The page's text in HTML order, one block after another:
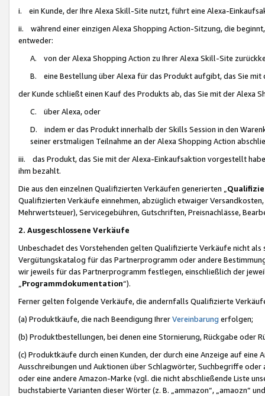
i. ein Kunde, der Ihre Alexa Skill-Site nutzt, führt eine Alexa-
ii. während einer einzigen Alexa Shopping Action-Sitzung, die
entweder:
A. von der Alexa Shopping Action zu Ihrer Alexa Skill-Site
B. eine Bestellung über Alexa für das Produkt aufgibt, das Sie mit
der Kunde schließt einen Kauf des Produkts ab, das Sie mit der Alexa
C. über Alexa, oder
D. indem er das Produkt innerhalb der Skills Session in den
seiner erstmaligen Teilnahme an der Alexa Shopping Action
iii. das Produkt, das Sie mit der Alexa-Einkaufsaktion vorgestellt
ihm bezahlt.
Die aus den einzelnen Qualifizierten Verkäufen generierten „
Qualifizierten Verkäufe einnehmen, abzüglich etwaiger
Mehrwertsteuer), Servicegebühren, Gutschriften, Preisnachlässe,
2. Ausgeschlossene Verkäufe
Unbeschadet des Vorstehenden gelten Qualifizierte Verkäufe nicht
Vergütungskatalog für das Partnerprogramm oder andere
wir jeweils für das Partnerprogramm festlegen, einschließlich der
Programmdokumentation“).
Ferner gelten folgende Verkäufe, die andernfalls Qualifizierte
(a) Produktkäufe, die nach Beendigung IhrerVereinbarung erfolgen;
(b) Produktbestellungen, bei denen eine Stornierung, Rückgabe oder
(c) Produktkäufe durch einen Kunden, der durch eine Anzeige auf
Ausschreibungen und Auktionen über Schlagwörter, Suchbegriffe
oder eine andere Amazon-Marke (vgl. die nicht abschließende Liste
buchstabierte Varianten dieser Wörter (z. B. „ammazon“, „amaozn“